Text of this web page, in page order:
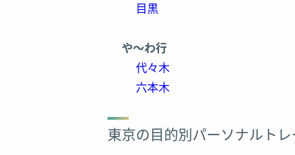
STAR FIT(スターフィット)大宮東口店
TIGHT ONE(タイトワン)新宿店
FiNC Fit(フィンクフィット) 銀座店
目黒
や～わ行
代々木
六本木
東京の目的別パーソナルトレ